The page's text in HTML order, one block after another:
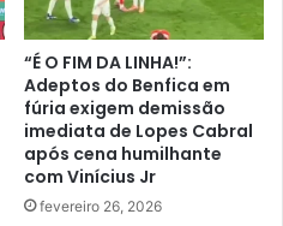
“É O FIM DA LINHA!”:
Adeptos do Benfica em
fúria exigem demissão
imediata de Lopes Cabral
após cena humilhante
com Vinícius Jr
fevereiro 26, 2026